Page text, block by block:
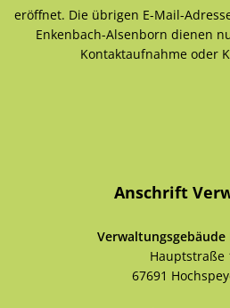
eröffnet. Die übrigen E-Mail-
Enkenbach-Alsenborn dienen
Kontaktaufnahme oder
Anschrift
Verwaltungsgebäude
Hauptstraße
67691